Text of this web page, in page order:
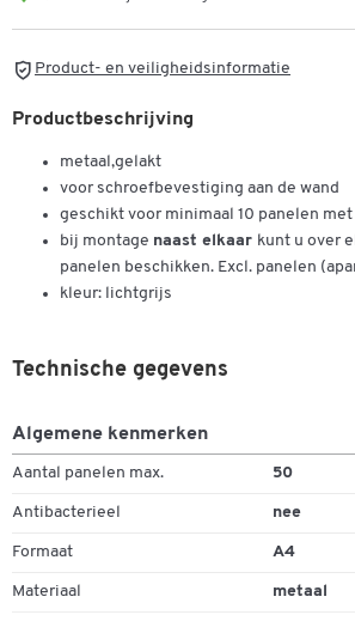
Product- en veiligheidsinformatie
Productbeschrijving
metaal,gelakt
voor schroefbevestiging aan de wand
geschikt voor minimaal 10 panelen
bij montage naast elkaar kunt u over
panelen beschikken. Excl. panelen
kleur: lichtgrijs
Technische gegevens
Algemene kenmerken
Aantal panelen max. 50
Antibacterieel nee
Formaat A4
Materiaal metaal